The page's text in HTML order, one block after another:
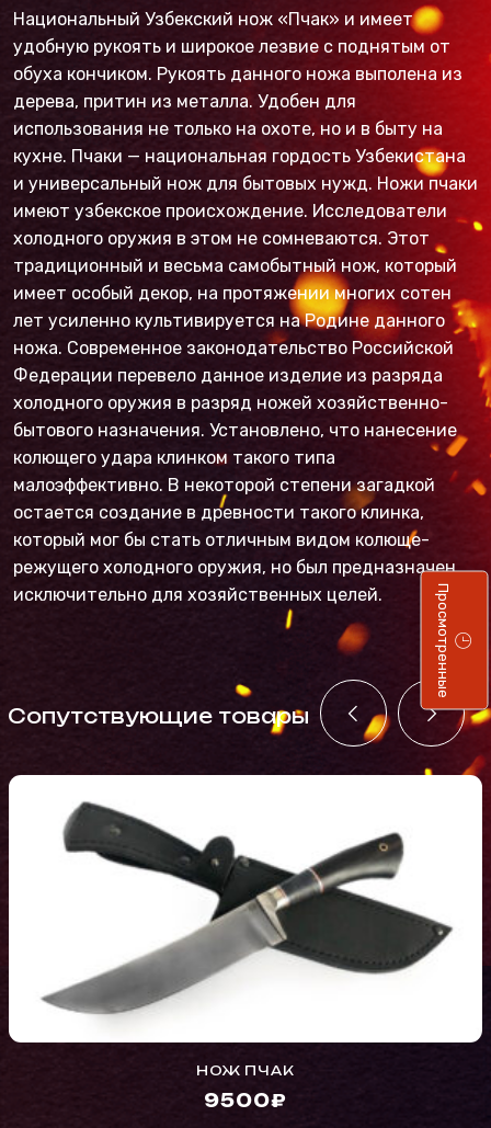
Национальный Узбекский нож «Пчак» и имеет
удобную рукоять и широкое лезвие с поднятым от
обуха кончиком. Рукоять данного ножа выполена из
дерева, притин из металла. Удобен для
использования не только на охоте, но и в быту на
кухне. Пчаки — национальная гордость Узбекистана
и универсальный нож для бытовых нужд. Ножи пчаки
имеют узбекское происхождение. Исследователи
холодного оружия в этом не сомневаются. Этот
традиционный и весьма самобытный нож, который
имеет особый декор, на протяжении многих сотен
лет усиленно культивируется на Родине данного
ножа. Современное законодательство Российской
Федерации перевело данное изделие из разряда
холодного оружия в разряд ножей хозяйственно-
бытового назначения. Установлено, что нанесение
колющего удара клинком такого типа
малоэффективно. В некоторой степени загадкой
остается создание в древности такого клинка,
который мог бы стать отличным видом колюще-
режущего холодного оружия, но был предназначен
исключительно для хозяйственных целей.
Cопутствующие товары
НОЖ ПЧАК
9500₽
Просмотренные